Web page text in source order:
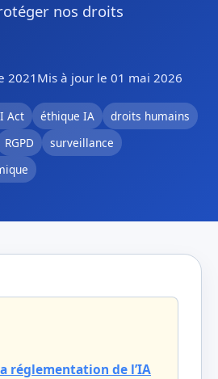
nos droits
2021 Mis à jour le 01 mai 2026
Act éthique IA
droits humains
RGPD
surveillance
réglementation de l’IA